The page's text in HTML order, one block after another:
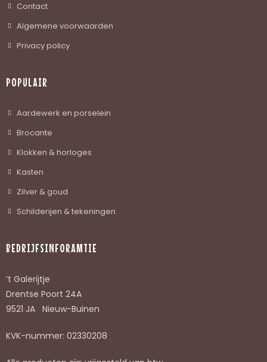
Contact
Algemene voorwaarden
Privacy policy
POPULAIR
Aardewerk en porselein
Brocante
Klokken & horloges
Kasten
Zilver & goud
Schilderijen & tekeningen
BEDRIJFSINFORAMTIE
’t Galerijtje
Drentse Poort 24A
9521 JA Nieuw-Buinen
KVK-nummer: 02330208